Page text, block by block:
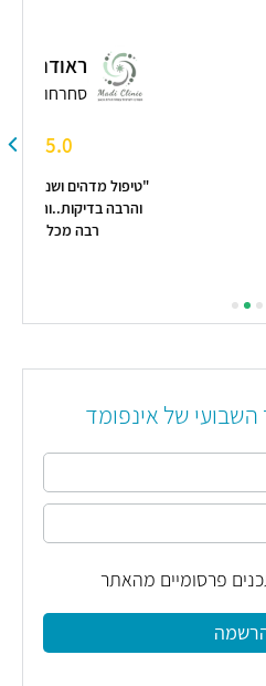
"טיפול מדהים ושנוי מורגש אחרי 9שנים של סחרחרות ואי ודאות
האישי שלה וההסבר מעל הכל ...תודה
הלב מגיע לה רק טוב וממליץ בחום"
השבועי של אינפומד
פרסומיים מהאתר